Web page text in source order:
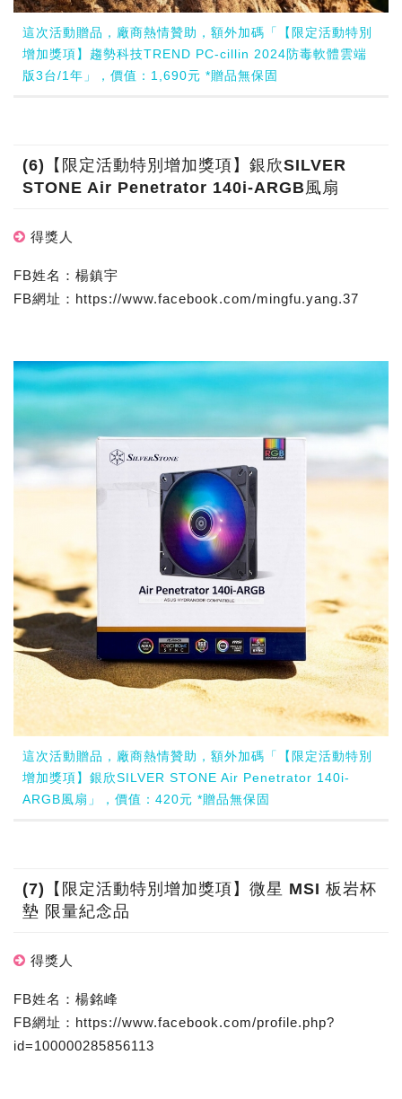
這次活動贈品，廠商熱情贊助，額外加碼「【限定活動特別
增加獎項】趨勢科技TREND PC-cillin 2024防毒軟體雲端
版3台/1年」，價值：1,690元 *贈品無保固
(6)【限定活動特別增加獎項】銀欣SILVER
STONE Air Penetrator 140i-ARGB風扇
得獎人
FB姓名：楊鎮宇
FB網址：https://www.facebook.com/mingfu.yang.37
這次活動贈品，廠商熱情贊助，額外加碼「【限定活動特別
增加獎項】銀欣SILVER STONE Air Penetrator 140i-
ARGB風扇」，價值：420元 *贈品無保固
(7)【限定活動特別增加獎項】微星 MSI 板岩杯
墊 限量紀念品
得獎人
FB姓名：楊銘峰
FB網址：https://www.facebook.com/profile.php?
id=100000285856113